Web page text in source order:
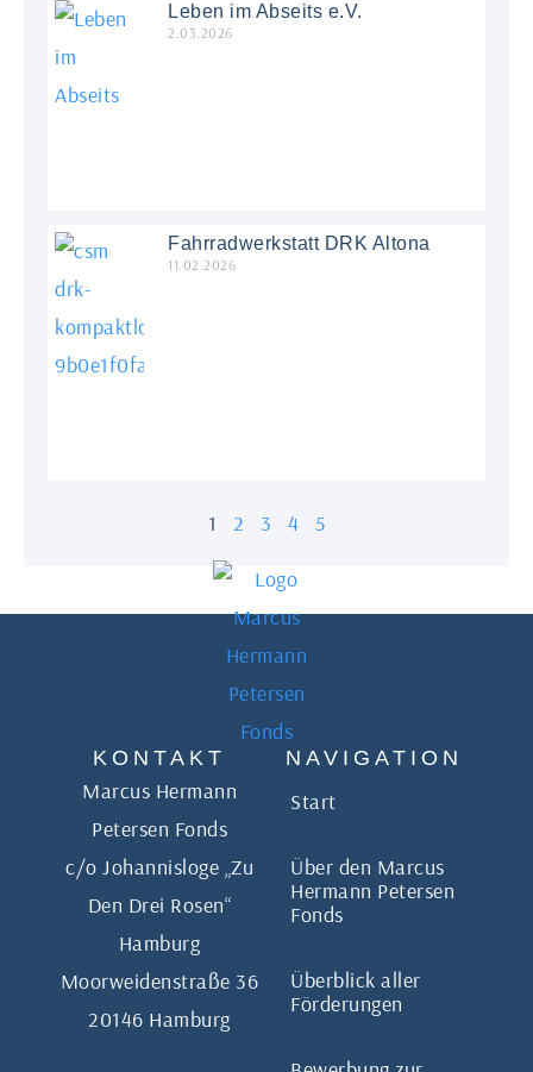
Leben im Abseits e.V.
2.03.2026
Fahrradwerkstatt DRK Altona
11.02.2026
1 2 3 4 5
KONTAKT
Marcus Hermann
Petersen Fonds
c/o Johannisloge „Zu
Den Drei Rosen“
Hamburg
Moorweidenstraße 36
20146 Hamburg
NAVIGATION
Start
Über den Marcus
Hermann Petersen
Fonds
Überblick aller
Förderungen